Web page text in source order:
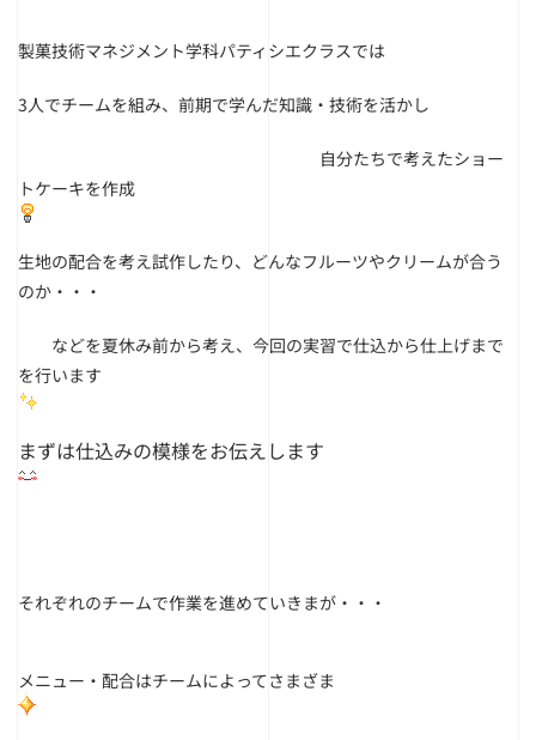
製菓技術マネジメント学科パティシエクラスでは
3人でチームを組み、前期で学んだ知識・技術を活かし
自分たちで考えたショー
トケーキを作成
生地の配合を考え試作したり、どんなフルーツやクリームが合う
のか・・・
などを夏休み前から考え、今回の実習で仕込から仕上げまで
を行います
まずは仕込みの模様をお伝えします
それぞれのチームで作業を進めていきまが・・・
メニュー・配合はチームによってさまざま